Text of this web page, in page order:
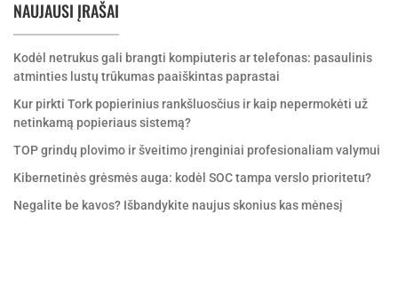
NAUJAUSI ĮRAŠAI
Kodėl netrukus gali brangti kompiuteris ar telefonas: pasaulinis
atminties lustų trūkumas paaiškintas paprastai
Kur pirkti Tork popierinius rankšluosčius ir kaip nepermokėti už
netinkamą popieriaus sistemą?
TOP grindų plovimo ir šveitimo įrenginiai profesionaliam valymui
Kibernetinės grėsmės auga: kodėl SOC tampa verslo prioritetu?
Negalite be kavos? Išbandykite naujus skonius kas mėnesį